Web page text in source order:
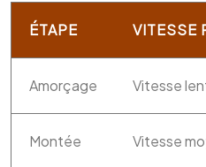
ÉTAPE VITESSE
Amorçage Vitesse
Montée Vitesse